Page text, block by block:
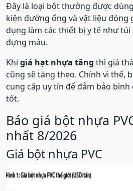
Đây là loại bột thường được
kiện đường ống và vật liệu đóng
dụng làm các thiết bị y tế như
đựng máu.
Khi giá hạt nhựa tăng thì giá
cũng sẽ tăng theo. Chính vì thế,
cung cấp uy tín để đảm bảo
tốt.
Báo giá bột nhựa
nhất 8/2026
Giá bột nhựa PVC